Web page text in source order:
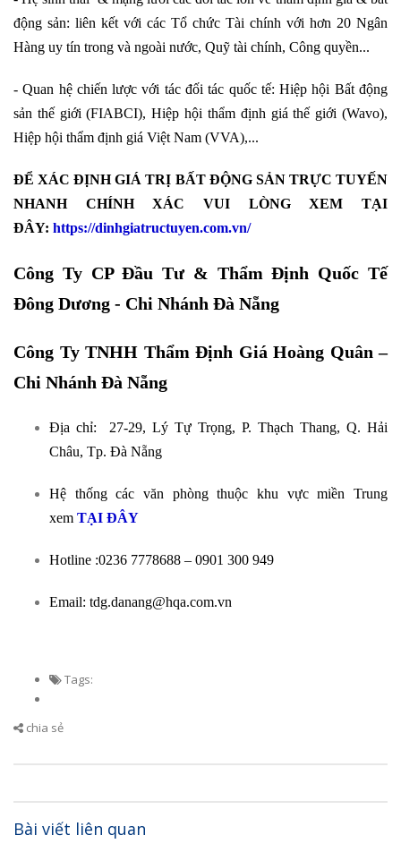
động sản: liên kết với các Tổ chức Tài chính với hơn 20 Ngân
Hàng uy tín trong và ngoài nước, Quỹ tài chính, Công quyền...
- Quan hệ chiến lược với tác đối tác quốc tế: Hiệp hội Bất động
sản thế giới (FIABCI), Hiệp hội thẩm định giá thế giới (Wavo),
Hiệp hội thẩm định giá Việt Nam (VVA),...
ĐỂ XÁC ĐỊNH GIÁ TRỊ BẤT ĐỘNG SẢN TRỰC TUYẾN
NHANH CHÍNH XÁC VUI LÒNG XEM TẠI
ĐÂY: https://dinhgiatructuyen.com.vn/
Công Ty CP Đầu Tư & Thẩm Định Quốc Tế
Đông Dương - Chi Nhánh Đà Nẵng
Công Ty TNHH Thẩm Định Giá Hoàng Quân –
Chi Nhánh Đà Nẵng
Địa chỉ: 27-29, Lý Tự Trọng, P. Thạch Thang, Q. Hải
Châu, Tp. Đà Nẵng
Hệ thống các văn phòng thuộc khu vực miền Trung
xem TẠI ĐÂY
Hotline :0236 7778688 – 0901 300 949
Email: tdg.danang@hqa.com.vn
Tags:
chia sẻ
Bài viết liên quan